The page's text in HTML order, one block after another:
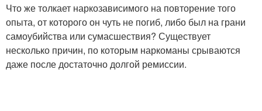
Что же толкает наркозависимого на повторение того
опыта, от которого он чуть не погиб, либо был на грани
самоубийства или сумасшествия? Существует
несколько причин, по которым наркоманы срываются
даже после достаточно долгой ремиссии.